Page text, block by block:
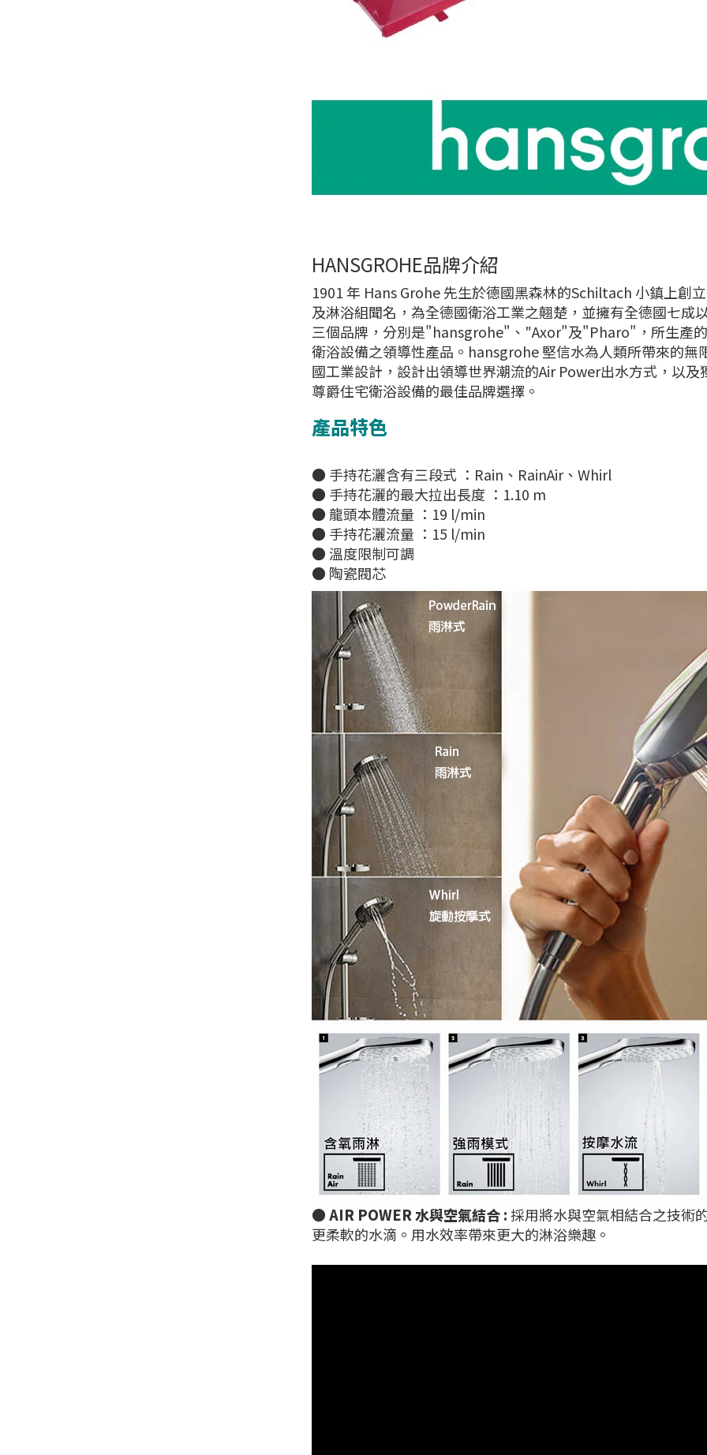
HANSGROHE品牌介紹
1901 年 Hans Grohe 先生於德國黑森林的Schiltach 小鎮上創
及淋浴組聞名，為全德國衛浴工業之翹楚，並擁有全德國七
三個品牌，分別是"hansgrohe"、"Axor"及"Pharo"，所生產
衛浴設備之領導性產品。hansgrohe 堅信水為人類所帶來的無
國工業設計，設計出領導世界潮流的Air Power出水方式，以
尊爵住宅衛浴設備的最佳品牌選擇。
產品特色
● 手持花灑含有三段式 ：Rain、RainAir、Whirl
● 手持花灑的最大拉出長度 ：1.10 m
● 龍頭本體流量 ：19 l/min
● 手持花灑流量 ：15 l/min
● 溫度限制可調
● 陶瓷閥芯
●AIR POWER 水與空氣結合 :採用將水與空氣相結合之技術
更柔軟的水滴。用水效率帶來更大的淋浴樂趣。